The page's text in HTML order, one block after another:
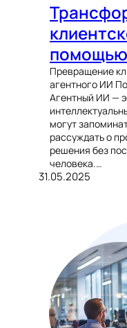
помощью
Превращение
агентного ИИ
Агентный ИИ —
могут
рассуждать о
решения без
человека.…
31.05.2025